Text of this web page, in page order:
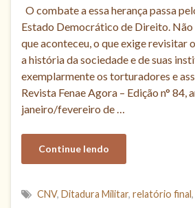
O combate a essa herança passa
Estado Democrático de Direito. Não
que aconteceu, o que exige revisitar
a história da sociedade e de suas
exemplarmente os torturadores e
Revista Fenae Agora – Edição n° 84,
janeiro/fevereiro de …
Continue lendo
CNV, Ditadura Militar, relatório final,